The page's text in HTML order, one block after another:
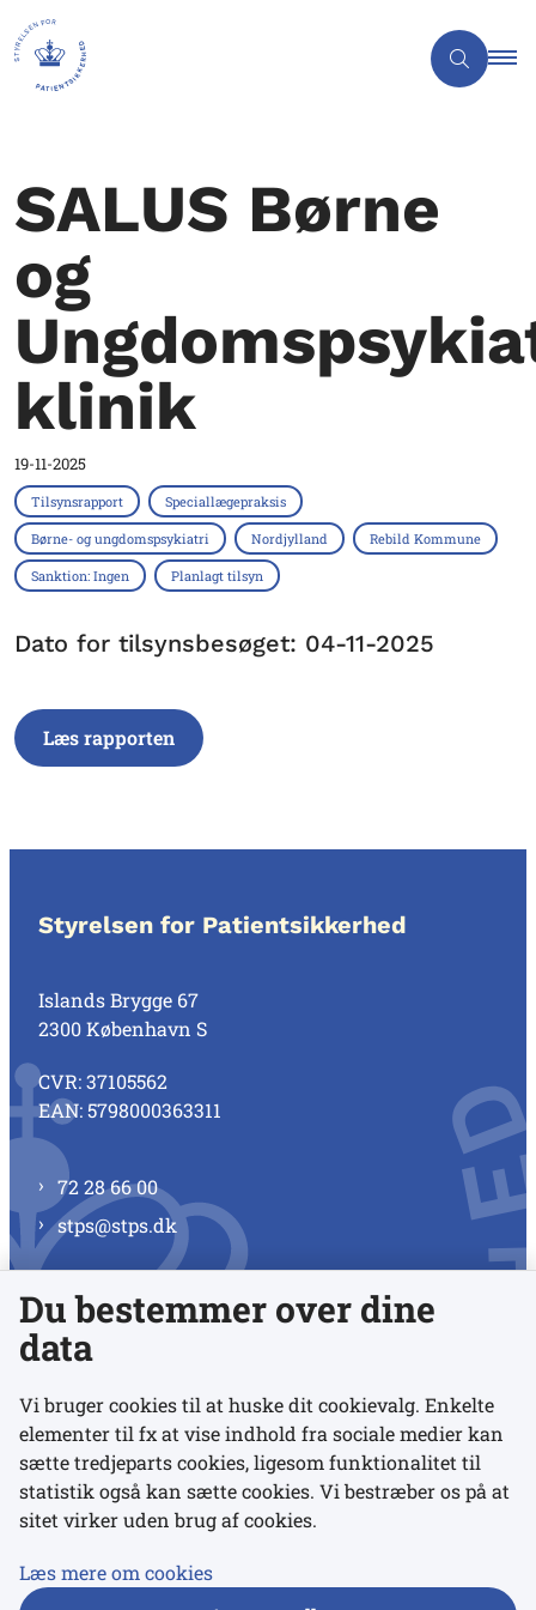
SALUS Børne
og
klinik
19-11-2025
Tilsynsrapport Speciallægepraksis
Børne- og ungdomspsykiatri Nordjylland Rebild Kommune
Sanktion: Ingen Planlagt tilsyn
Dato for tilsynsbesøget: 04-11-2025
Læs rapporten
Styrelsen for Patientsikkerhed
Islands Brygge 67
2300 København S
CVR: 37105562
EAN: 5798000363311
72 28 66 00
stps@stps.dk
Se alle kontaktnumre
Links
Udgivelser
Du bestemmer over dine
data
Vi bruger cookies til at huske dit cookievalg. Enkelte
elementer til fx at vise indhold fra sociale medier kan
sætte tredjeparts cookies, ligesom funktionalitet til
statistik også kan sætte cookies. Vi bestræber os på at
sitet virker uden brug af cookies.
Læs mere om cookies